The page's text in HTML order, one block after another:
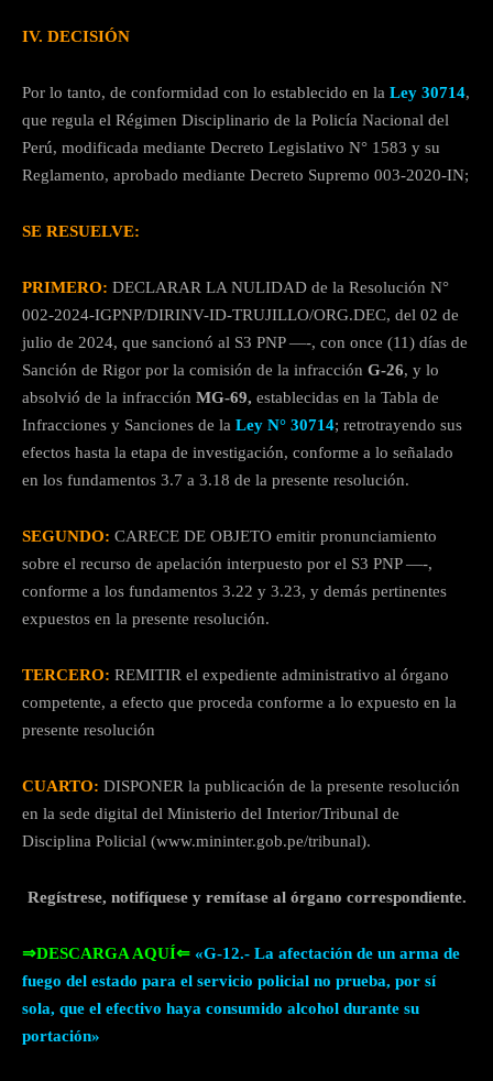
IV. DECISIÓN
Por lo tanto, de conformidad con lo establecido en la Ley 30714,
que regula el Régimen Disciplinario de la Policía Nacional del
Perú, modificada mediante Decreto Legislativo N° 1583 y su
Reglamento, aprobado mediante Decreto Supremo 003-2020-IN;
SE RESUELVE:
PRIMERO: DECLARAR LA NULIDAD de la Resolución N°
002-2024-IGPNP/DIRINV-ID-TRUJILLO/ORG.DEC, del 02 de
julio de 2024, que sancionó al S3 PNP —-, con once (11) días de
Sanción de Rigor por la comisión de la infracción G-26, y lo
absolvió de la infracción MG-69, establecidas en la Tabla de
Infracciones y Sanciones de la Ley N° 30714; retrotrayendo sus
efectos hasta la etapa de investigación, conforme a lo señalado
en los fundamentos 3.7 a 3.18 de la presente resolución.
SEGUNDO: CARECE DE OBJETO emitir pronunciamiento
sobre el recurso de apelación interpuesto por el S3 PNP —-,
conforme a los fundamentos 3.22 y 3.23, y demás pertinentes
expuestos en la presente resolución.
TERCERO: REMITIR el expediente administrativo al órgano
competente, a efecto que proceda conforme a lo expuesto en la
presente resolución
CUARTO: DISPONER la publicación de la presente resolución
en la sede digital del Ministerio del Interior/Tribunal de
Disciplina Policial (www.mininter.gob.pe/tribunal).
Regístrese, notifíquese y remítase al órgano correspondiente.
⇒DESCARGA AQUÍ⇐ «G-12.- La afectación de un arma de
fuego del estado para el servicio policial no prueba, por sí
sola, que el efectivo haya consumido alcohol durante su
portación»